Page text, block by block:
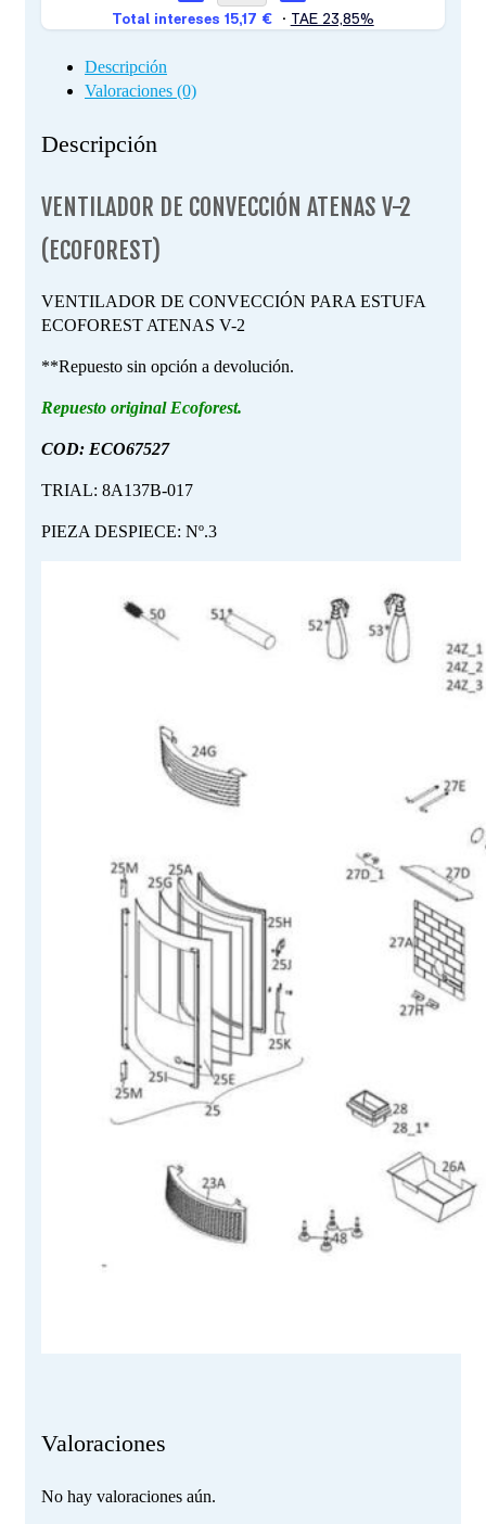
Descripción
Valoraciones (0)
Descripción
VENTILADOR DE CONVECCIÓN ATENAS V-2
(ECOFOREST)
VENTILADOR DE CONVECCIÓN PARA ESTUFA
ECOFOREST ATENAS V-2
**Repuesto sin opción a devolución.
Repuesto original Ecoforest.
COD: ECO67527
TRIAL: 8A137B-017
PIEZA DESPIECE: Nº.3
Valoraciones
No hay valoraciones aún.